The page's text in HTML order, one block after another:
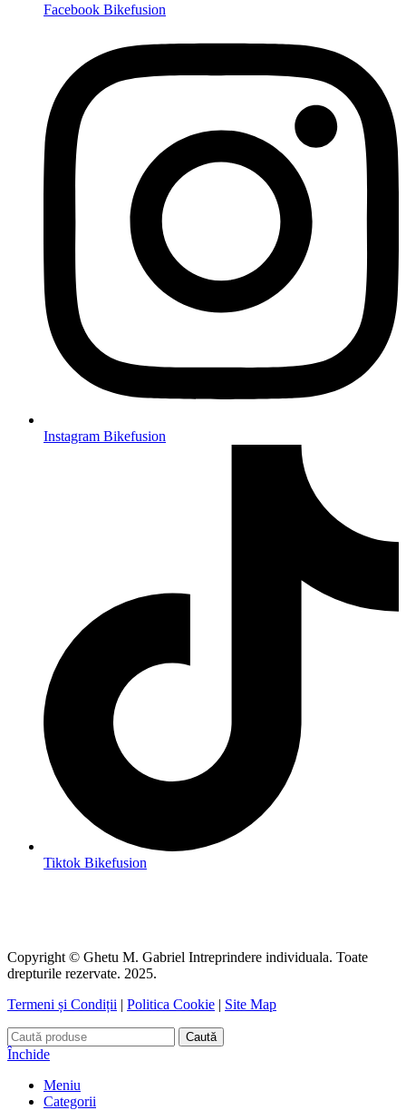
Facebook Bikefusion
Instagram Bikefusion
Tiktok Bikefusion
Copyright © Ghetu M. Gabriel Intreprindere individuala. Toate
drepturile rezervate. 2025.
Termeni și Condiții | Politica Cookie | Site Map
Caută
Închide
Meniu
Categorii